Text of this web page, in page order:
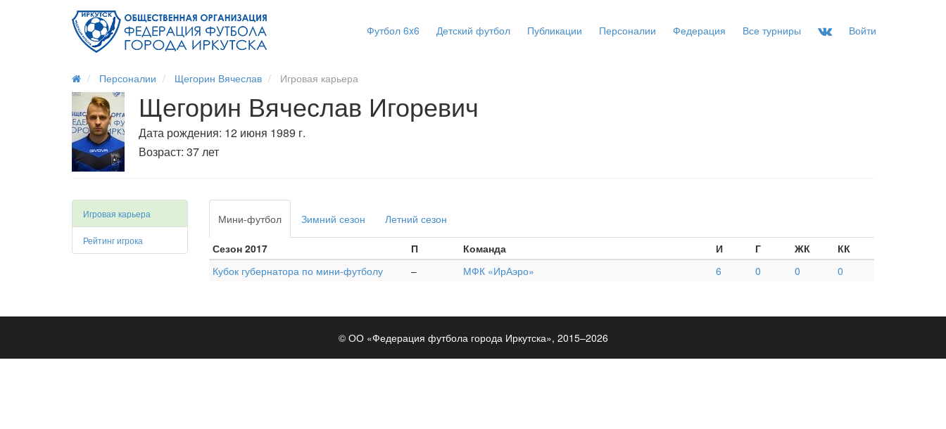
Футбол 6x6 Детский футбол Публикации Персоналии Федерация Все турниры Войти
Персоналии Щегорин Вячеслав Игровая карьера
Щегорин Вячеслав Игоревич
Дата рождения: 12 июня 1989 г.
Возраст: 37 лет
Игровая карьера
Рейтинг игрока
Мини-футбол Зимний сезон Летний сезон
Сезон 2017 П Команда И Г ЖК
КК
Кубок губернатора по мини-футболу
– МФК «ИрАэро» 6 0 0 0
© ОО «Федерация футбола города Иркутска», 2015–2026